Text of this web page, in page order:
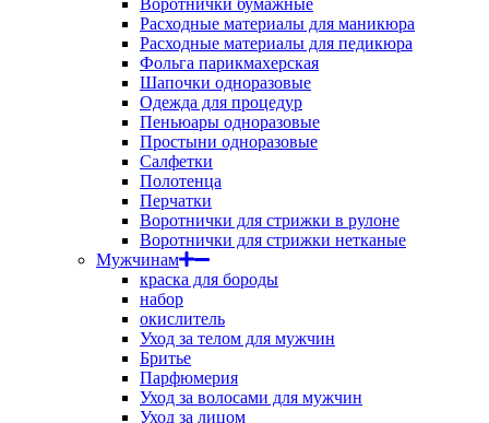
Воротнички бумажные
Расходные материалы для маникюра
Расходные материалы для педикюра
Фольга парикмахерская
Шапочки одноразовые
Одежда для процедур
Пеньюары одноразовые
Простыни одноразовые
Салфетки
Полотенца
Перчатки
Воротнички для стрижки в рулоне
Воротнички для стрижки нетканые
Мужчинам
краска для бороды
набор
окислитель
Уход за телом для мужчин
Бритье
Парфюмерия
Уход за волосами для мужчин
Уход за лицом